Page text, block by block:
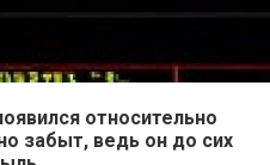
относительно
забыт, ведь он до сих